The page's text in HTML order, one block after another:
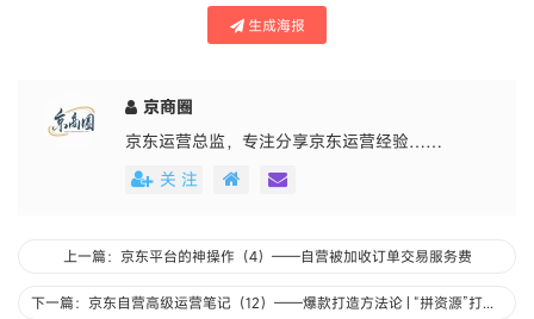
生成海报
京商圈
京东运营总监，专注分享京东运营经验……
关 注
上一篇：京东平台的神操作（4）——自营被加收订单交易服务费
下一篇：京东自营高级运营笔记（12）——爆款打造方法论 | “拼资源”打法策略案例分享-野路子